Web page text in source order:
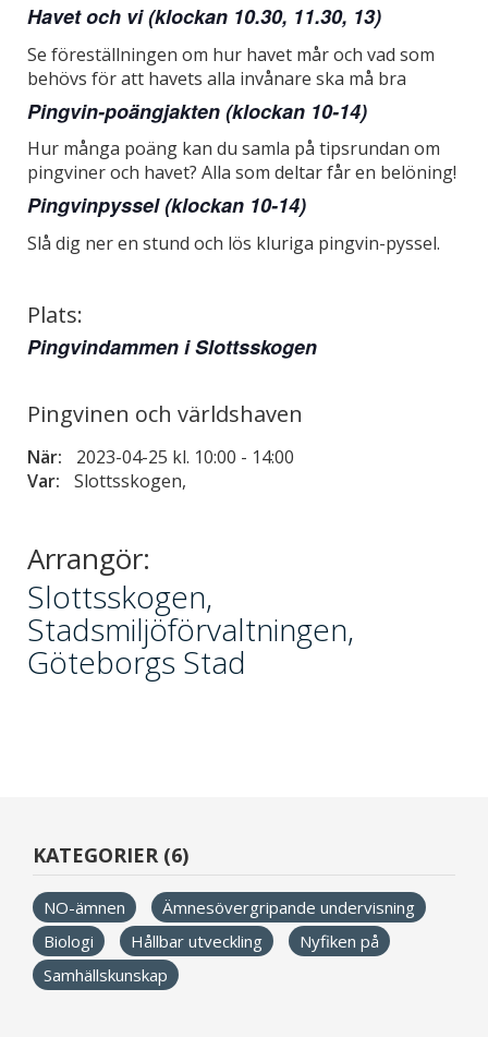
Havet och vi (klockan 10.30, 11.30, 13)
Se föreställningen om hur havet mår och vad som
behövs för att havets alla invånare ska må bra
Pingvin-poängjakten (klockan 10-14)
Hur många poäng kan du samla på tipsrundan om
pingviner och havet? Alla som deltar får en belöning!
Pingvinpyssel (klockan 10-14)
Slå dig ner en stund och lös kluriga pingvin-pyssel.
Plats:
Pingvindammen i Slottsskogen
Pingvinen och världshaven
När: 2023-04-25 kl. 10:00 - 14:00
Var:
Slottsskogen,
Arrangör:
Slottsskogen,
Stadsmiljöförvaltningen,
Göteborgs Stad
KATEGORIER (6)
NO-ämnen
Ämnesövergripande undervisning
Biologi
Hållbar utveckling
Nyfiken på
Samhällskunskap